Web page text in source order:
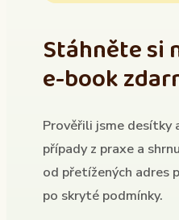
Stáhněte si
e-book
Prověřili jsme desítky
případy z praxe a
od přetížených adres
po skryté podmínky.